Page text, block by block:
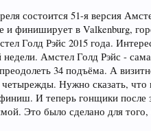
состоится 51-я версия
и финиширует в Valkenburg,
Голд Рэйс 2015 года.
недели. Амстел Голд Рэйс -
34 подъёма. А
четырежды. Нужно сказать,
И теперь гонщики после
Это было сделано для